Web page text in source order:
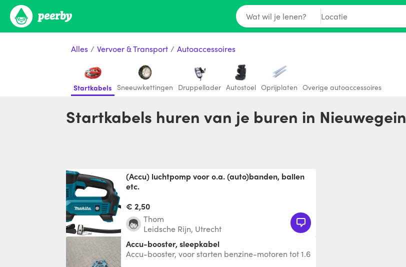
Wat wil je lenen? Locatie
Alles / Vervoer & Transport / Autoaccessoires
Startkabels Sneeuwkettingen Druppellader Autostoel Oprijplaten Overige autoaccessoires
Startkabels huren van je buren in Nieuwegein
(Accu) luchtpomp voor o.a. (auto)banden, ballen
etc.
B. Gewenste bandenspanning in stellen en gaan!
€ 2,50
Thom
Leidsche Rijn, Utrecht
Accu-booster, sleepkabel
Accu-booster, voor starten benzine-motoren tot 1.6